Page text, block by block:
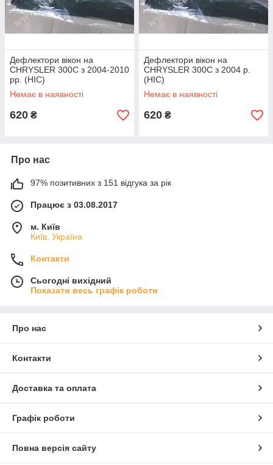
Дефлектори вікон на
CHRYSLER 300C з 2004-2010
рр. (HIC)
Немає в наявності
620 ₴
Дефлектори вікон на
CHRYSLER 300C з 2004 р.
(HIC)
Немає в наявності
620 ₴
Про нас
97% позитивних з 151 відгука за рік
Працює з 03.08.2017
м. Київ
Київ, Україна
Контакти
Сьогодні вихідний
Показати весь графік роботи
Про нас
Контакти
Доставка та оплата
Графік роботи
Повна версія сайту